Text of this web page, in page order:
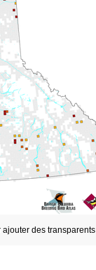
des transparents